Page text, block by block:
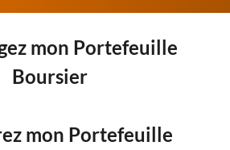
mon Portefeuille
Boursier
mon Portefeuille